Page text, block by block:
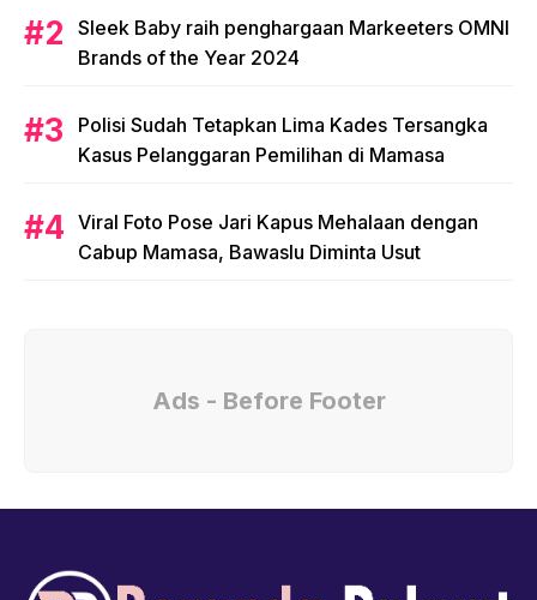
Sleek Baby raih penghargaan Markeeters OMNI
Brands of the Year 2024
Polisi Sudah Tetapkan Lima Kades Tersangka
Kasus Pelanggaran Pemilihan di Mamasa
Viral Foto Pose Jari Kapus Mehalaan dengan
Cabup Mamasa, Bawaslu Diminta Usut
Ads - Before Footer